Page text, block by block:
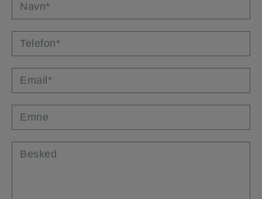
Navn*
Telefon*
Email*
Emne
Besked